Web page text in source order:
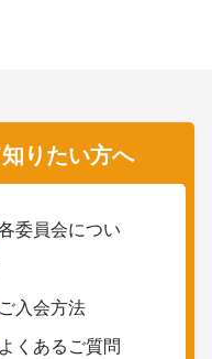
りたい方へ
委員会につい
ご入会方法
よくあるご質問